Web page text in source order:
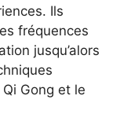
Ils
fréquences
jusqu’alors
Gong et le